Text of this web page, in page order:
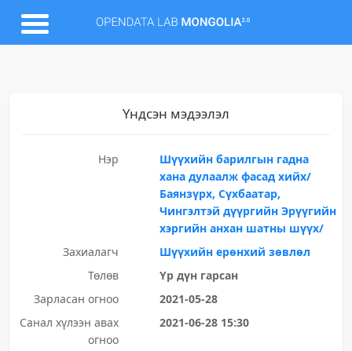
Үндсэн мэдээлэл
Нэр
Шүүхийн барилгын гадна
хана дулаалж фасад хийх/
Баянзүрх, Сүхбаатар,
Чингэлтэй дүүргийн Эрүүгийн
хэргийн анхан шатны шүүх/
Захиалагч
Шүүхийн ерөнхий зөвлөл
Төлөв
Үр дүн гарсан
Зарласан огноо
2021-05-28
Санал хүлээн авах
огноо
2021-06-28 15:30